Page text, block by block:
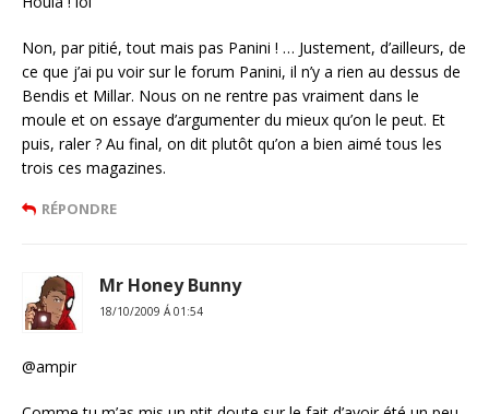
Non, par pitié, tout mais pas Panini ! … Justement, d’ailleurs, de
ce que j’ai pu voir sur le forum Panini, il n’y a rien au dessus de
Bendis et Millar. Nous on ne rentre pas vraiment dans le
moule et on essaye d’argumenter du mieux qu’on le peut. Et
puis, raler ? Au final, on dit plutôt qu’on a bien aimé tous les
trois ces magazines.
RÉPONDRE
Mr Honey Bunny
18/10/2009 Á 01:54
@ampir